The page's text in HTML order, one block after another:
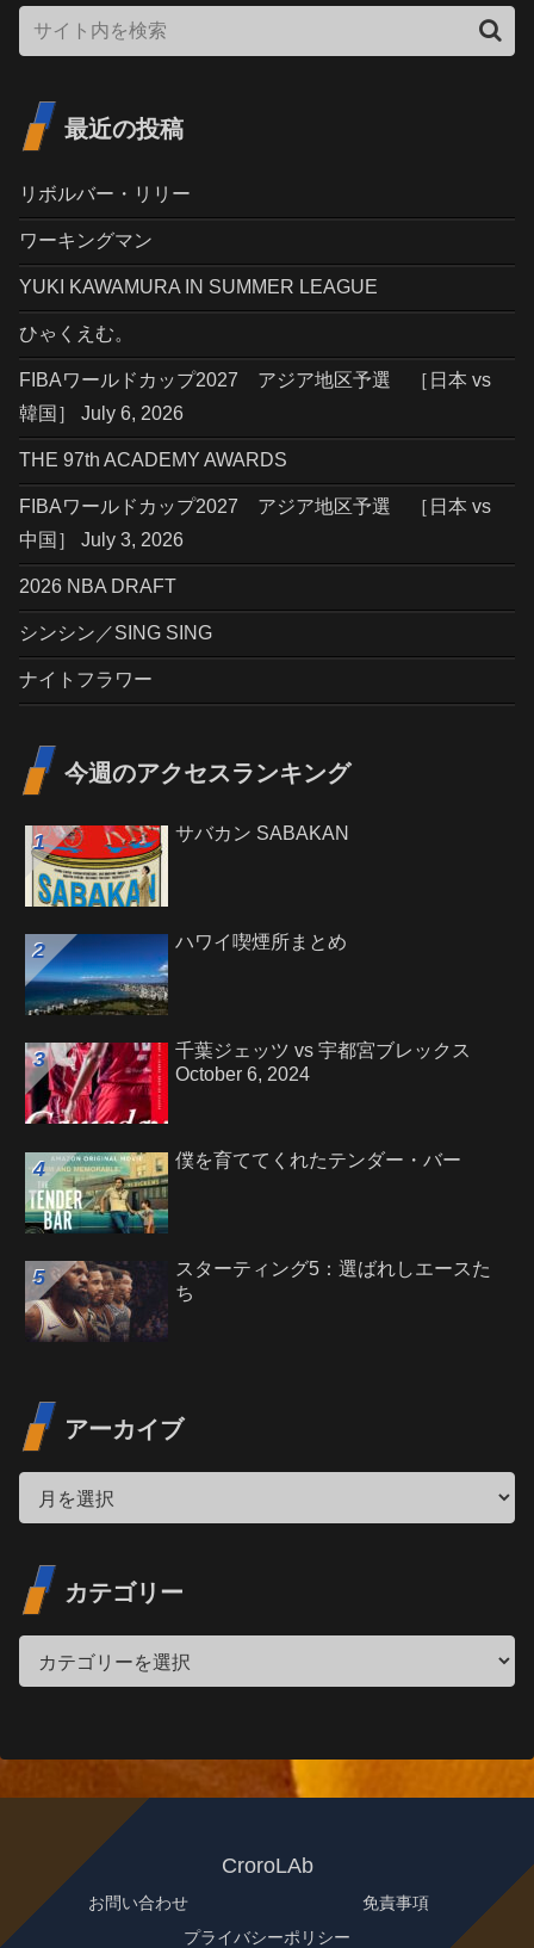
最近の投稿
リボルバー・リリー
ワーキングマン
YUKI KAWAMURA IN SUMMER LEAGUE
ひゃくえむ。
FIBAワールドカップ2027 アジア地区予選 ［日本 vs
韓国］ July 6, 2026
THE 97th ACADEMY AWARDS
FIBAワールドカップ2027 アジア地区予選 ［日本 vs
中国］ July 3, 2026
2026 NBA DRAFT
シンシン／SING SING
ナイトフラワー
今週のアクセスランキング
サバカン SABAKAN
ハワイ喫煙所まとめ
千葉ジェッツ vs 宇都宮ブレックス
October 6, 2024
僕を育ててくれたテンダー・バー
スターティング5：選ばれしエースた
ち
アーカイブ
カテゴリー
CroroLAb
お問い合わせ
免責事項
プライバシーポリシー